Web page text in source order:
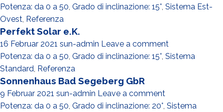
Potenza: da 0 a 50, Grado di inclinazione: 15°, Sistema Est-
Ovest, Referenza
Perfekt Solar e.K.
16 Februar 2021 sun-admin Leave a comment
Potenza: da 0 a 50, Grado di inclinazione: 15°, Sistema
Standard, Referenza
Sonnenhaus Bad Segeberg GbR
9 Februar 2021 sun-admin Leave a comment
Potenza: da 0 a 50, Grado di inclinazione: 20°, Sistema